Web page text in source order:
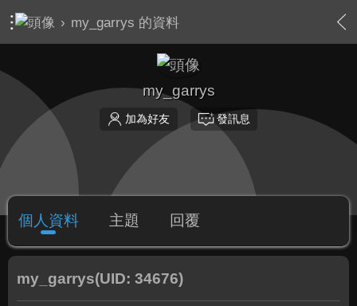
› my_garrys 的資料
my_garrys
加為好友 發訊息
個人資料 主題 回覆
my_garrys(UID: 34676)